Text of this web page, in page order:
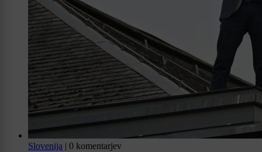
Slovenija | 0 komentarjev